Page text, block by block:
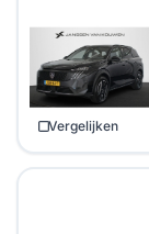
Vergelijken